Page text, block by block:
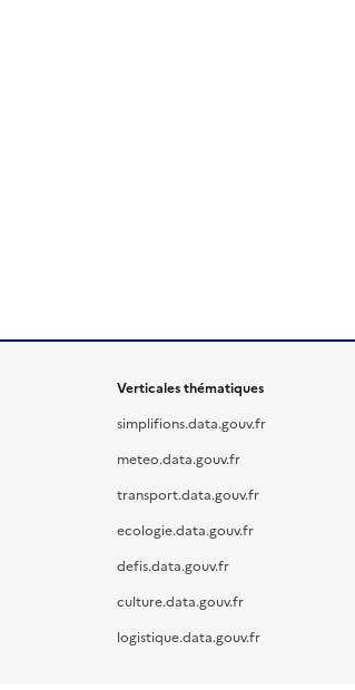
Verticales thématiques
simplifions.data.gouv.fr
meteo.data.gouv.fr
transport.data.gouv.fr
ecologie.data.gouv.fr
defis.data.gouv.fr
culture.data.gouv.fr
logistique.data.gouv.fr